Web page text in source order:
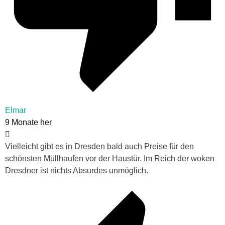
Elmar
9 Monate her
Vielleicht gibt es in Dresden bald auch Preise für den
schönsten Müllhaufen vor der Haustür. Im Reich der woken
Dresdner ist nichts Absurdes unmöglich.